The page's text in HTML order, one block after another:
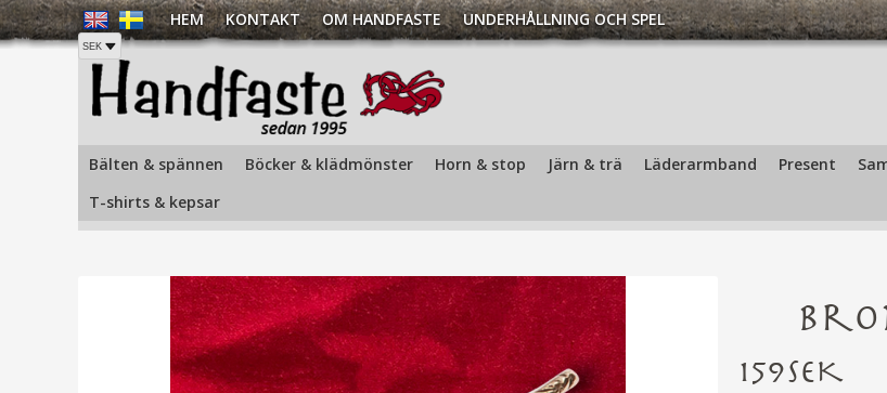
HEM KONTAKT OM HANDFASTE UNDERHÅLLNING OCH SPEL
Bälten & spännen Böcker & klädmönster Horn & stop Järn & trä Läderarmband Present
T-shirts & kepsar
Hem/Smycken/Broscher och pins/Bronsbrosch Korp 5 cm | Mantelspännen och broscher - Klädmönste
159SEK